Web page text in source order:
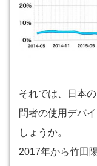
それでは、日本
問者の使用デバ
しょうか。
2017年から竹田